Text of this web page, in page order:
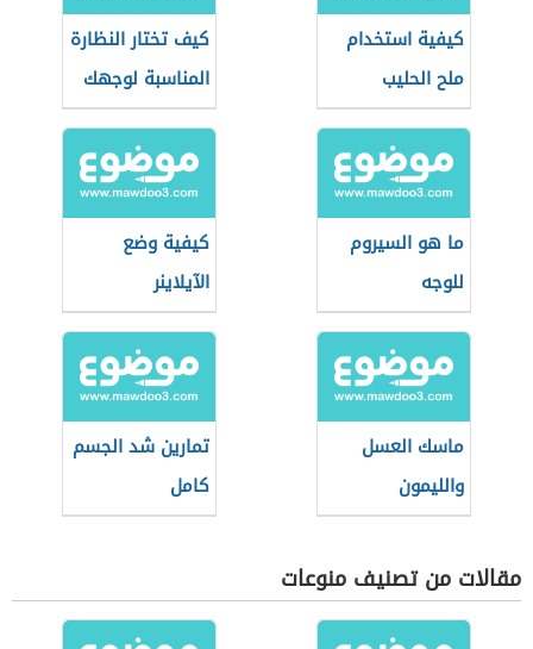
كيفية استخدام
ملح الحليب
كيف تختار النظارة
المناسبة لوجهك
ما هو السيروم
للوجه
كيفية وضع
الآيلاينر
ماسك العسل
والليمون
تمارين شد الجسم
كامل
مقالات من تصنيف منوعات